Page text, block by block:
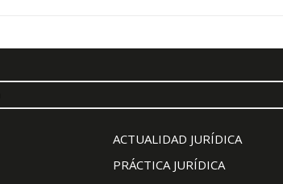
ACTUALIDAD JURÍDICA
PRÁCTICA JURÍDICA